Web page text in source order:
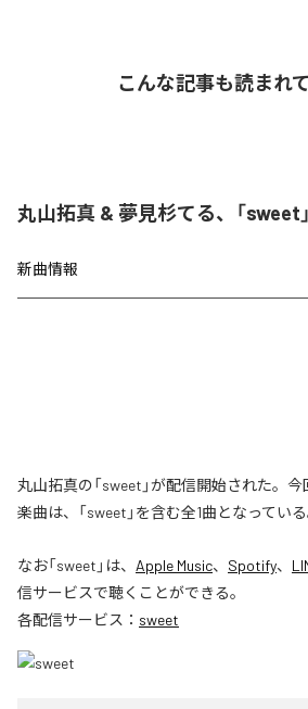
こんな記事も読まれ
丸山拓真 & 夢見杉てる、「sweet
新曲情報
丸山拓真の「sweet」が配信開始された。
楽曲は、「sweet」を含む全1曲となっている
なお「sweet 」は、 Apple Music、 Spotify、
信サービスで聴くことができる。
各配信サービス： sweet